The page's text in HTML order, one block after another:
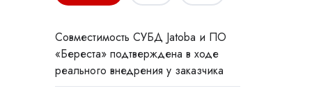
Совместимость СУБД Jatoba и ПО
«Береста» подтверждена в ходе
реального внедрения у заказчика